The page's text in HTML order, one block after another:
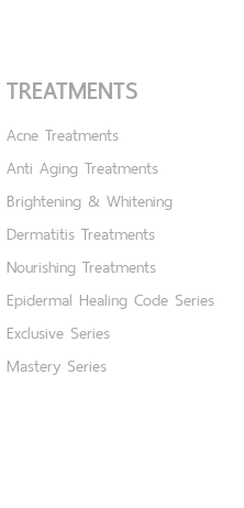
TREATMENTS
Acne Treatments
Anti Aging Treatments
Brightening & Whitening
Dermatitis Treatments
Nourishing Treatments
Epidermal Healing Code Series
Exclusive Series
Mastery Series